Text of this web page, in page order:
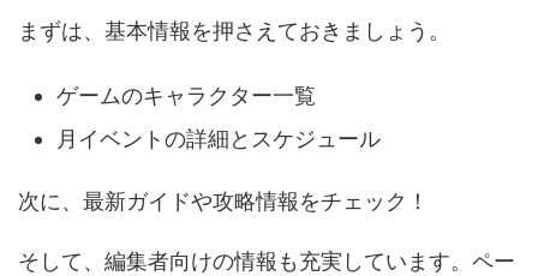
まずは、基本情報を押さえておきましょう。
ゲームのキャラクター一覧
月イベントの詳細とスケジュール
次に、最新ガイドや攻略情報をチェック！
そして、編集者向けの情報も充実しています。ペー